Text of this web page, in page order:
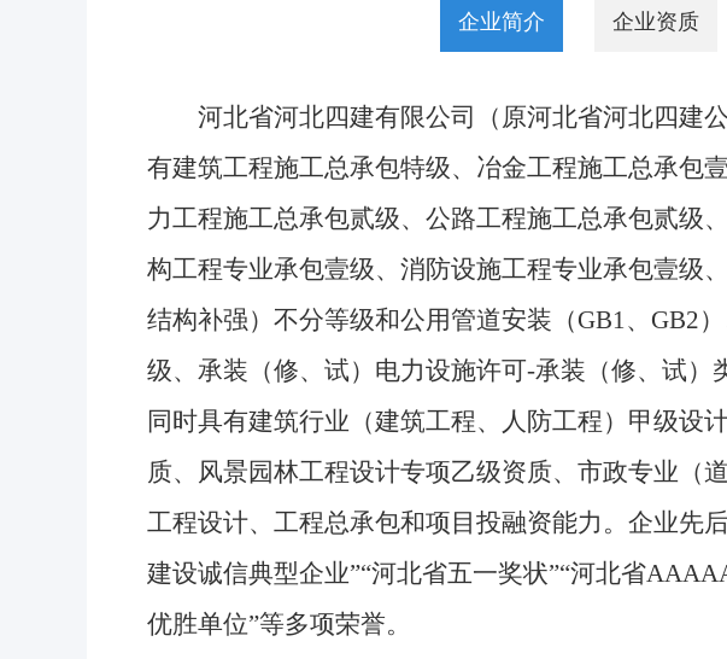
企业简介 企业资质
河北省河北四建有限公司（原河北省河北四建公
有建筑工程施工总承包特级、冶金工程施工总承包
力工程施工总承包贰级、公路工程施工总承包贰级
构工程专业承包壹级、消防设施工程专业承包壹级
结构补强）不分等级和公用管道安装（GB1、GB2
级、承装（修、试）电力设施许可-承装（修、试）
同时具有建筑行业（建筑工程、人防工程）甲级设
质、风景园林工程设计专项乙级资质、市政专业（
工程设计、工程总承包和项目投融资能力。企业先
建设诚信典型企业”“河北省五一奖状”“河北省
优胜单位”等多项荣誉。